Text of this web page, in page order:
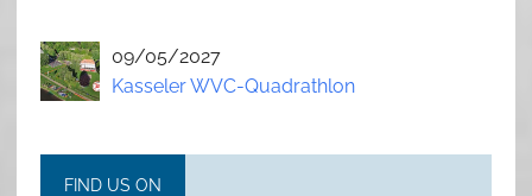
09/05/2027
Kasseler WVC-Quadrathlon
FIND US ON